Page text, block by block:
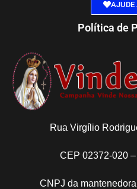
AJUDE
Política de
Rua Virgílio
CEP 02372-020
CNPJ da